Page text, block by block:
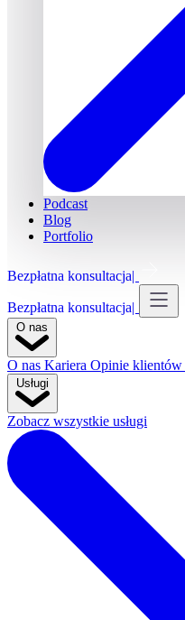
Podcast
Blog
Portfolio
Bezpłatna konsultacja
Bezpłatna konsultacja
O nas Kariera Opinie klientów
Zobacz wszystkie usługi